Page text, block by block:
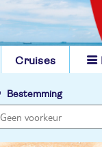
Cruises
Bestemming